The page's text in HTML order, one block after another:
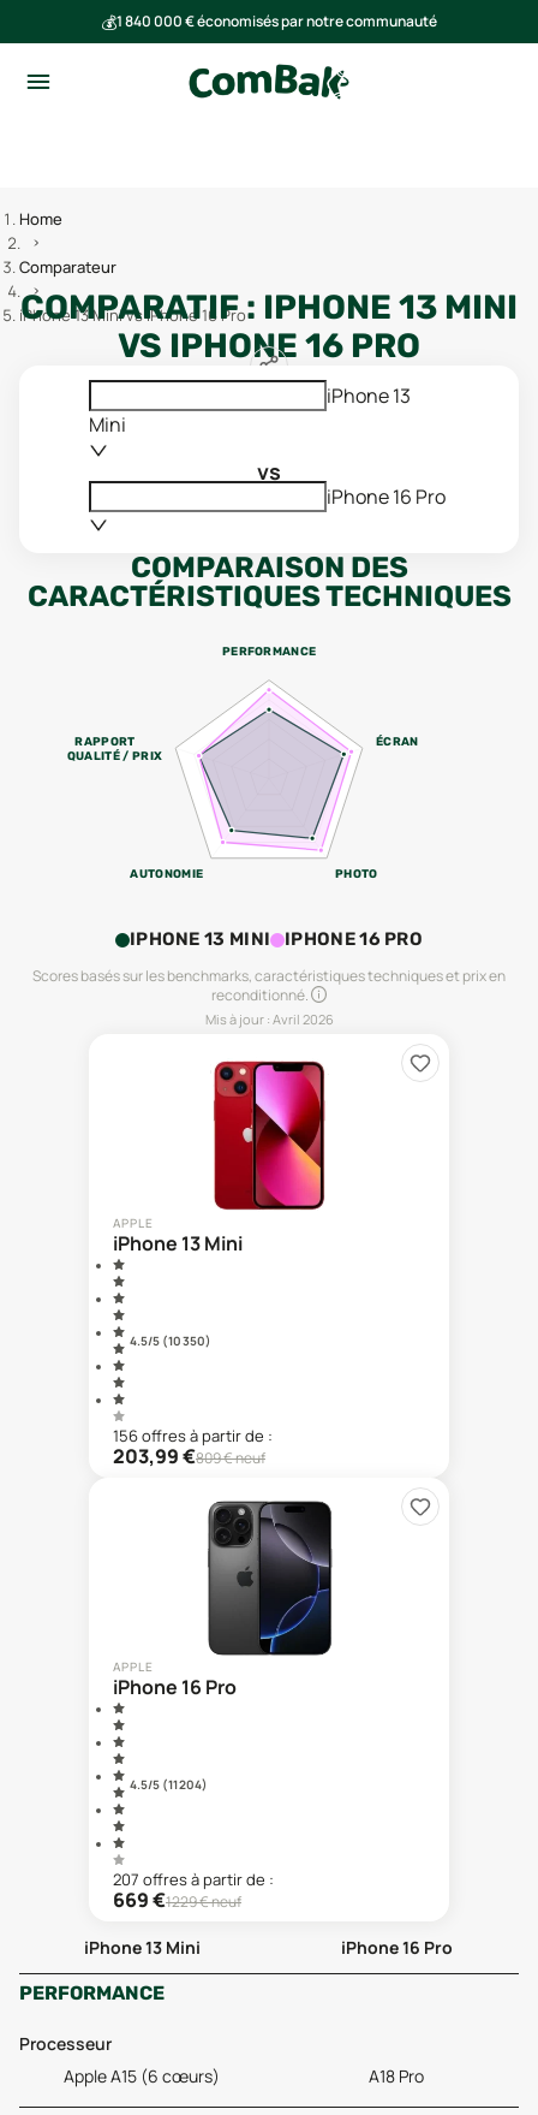
💰1 840 000 € économisés par notre communauté
Home
Comparateur
iPhone 13 Mini vs iPhone 16 Pro
COMPARATIF : IPHONE 13 MINI
VS IPHONE 16 PRO
iPhone 13
Mini
vs
iPhone 16 Pro
COMPARAISON DES
CARACTÉRISTIQUES TECHNIQUES
PERFORMANCE
ÉCRAN
PHOTO
AUTONOMIE
RAPPORT
QUALITÉ / PRIX
IPHONE 13 MINI IPHONE 16 PRO
Scores basés sur les benchmarks, caractéristiques techniques et prix en
reconditionné.
Mis à jour : Avril 2026
APPLE
iPhone 13 Mini
4.5/5 (10 350)
156offresà partir de :
203,99€809€ neuf
APPLE
iPhone 16 Pro
4.5/5 (11 204)
207 offresà partir de :
669€1229€ neuf
iPhone 13 Mini
iPhone 16 Pro
PERFORMANCE
Processeur
Apple A15 (6 cœurs)
A18 Pro